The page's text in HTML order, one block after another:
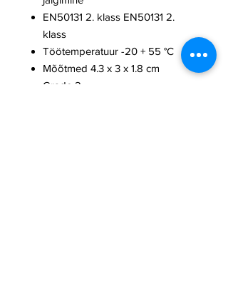
EN50131 2. klass EN50131 2.
klass
Töötemperatuur -20 + 55 °C
Mõõtmed 4.3 x 3 x 1.8 cm
Grade 2